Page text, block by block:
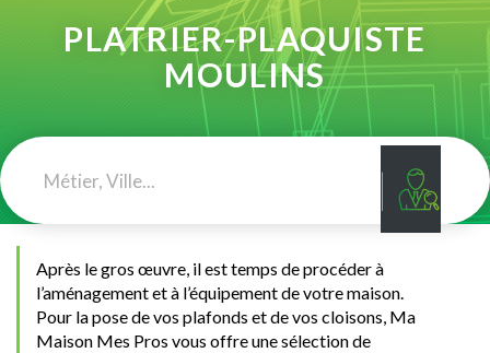
PLATRIER-PLAQUISTE
MOULINS
Après le gros œuvre, il est temps de procéder à
l’aménagement et à l’équipement de votre maison.
Pour la pose de vos plafonds et de vos cloisons, Ma
Maison Mes Pros vous offre une sélection de